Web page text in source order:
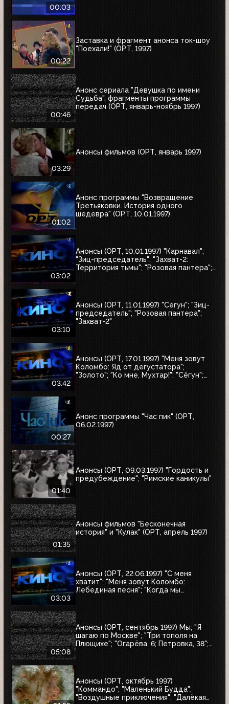
00:03
00:22
Заставка и фрагмент анонса ток-шоу
"Поехали!" (ОРТ, 1997)
00:46
Анонс сериала "Девушка по имени
Судьба", фрагменты программы
передач (ОРТ, январь-ноябрь 1997)
03:29
Анонсы фильмов (ОРТ, январь 1997)
01:02
Анонс программы "Возвращение
Третьяковки. История одного
шедевра" (ОРТ, 10.01.1997)
03:02
Анонсы (ОРТ, 10.01.1997) "Карнавал";
"Зиц-председатель"; "Захват-2:
Территория тьмы"; "Розовая пантера";
03:10
Анонсы (ОРТ, 11.01.1997) "Сёгун"; "Зиц-
председатель"; "Розовая пантера";
"Захват-2"
03:42
Анонсы (ОРТ, 17.01.1997) "Меня зовут
Коломбо: Яд от дегустатора";
"Золото"; "Ко мне, Мухтар!"; "Сёгун";
00:27
Анонс программы "Час пик" (ОРТ,
06.02.1997)
01:40
Анонсы (ОРТ, 09.03.1997) "Гордость и
предубеждение"; "Римские каникулы"
01:35
Анонсы фильмов "Бесконечная
история" и "Кулак" (ОРТ, апрель 1997)
03:03
Анонсы (ОРТ, 22.06.1997) "С меня
хватит"; "Меня зовут Коломбо:
Лебединая песня"; "Когда мы
05:08
Анонсы (ОРТ, сентябрь 1997) Мы; "Я
шагаю по Москве"; "Три тополя на
Плющихе"; "Огарёва, 6; Петровка, 38";
Анонсы (ОРТ, октябрь 1997)
"Коммандо"; "Маленький Будда";
"Воздушные приключения"; "Далёкая